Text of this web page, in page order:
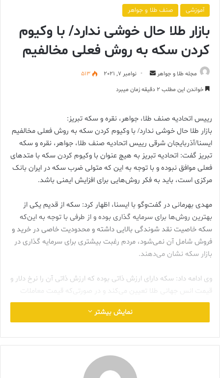
آموزشی صنف طلا و جواهر
بازار طلا حال خوشی ندارد/ با وکیوم
کردن سکه به روش فعلی مخالفیم
مجله طلا و جواهر
ارسال نوامبر 7, 2021
513
خواندن این مطلب 2 دقیقه زمان میبرد
رییس اتحادیه صنف طلا، جواهر، نقره و سکه تبریز:
بازار طلا حال خوشی ندارد/ با وکیوم کردن سکه به روش فعلی مخالفیم
ایسنا/آذربایجان شرقی رییس اتحادیه صنف طلا، جواهر، نقره و سکه
تبریز گفت: اتحادیه تبریز به هیچ عنوان با وکیوم کردن سکه با متدهای
فعلی موافق نبوده و با توجه به این که متولی ضرب سکه در ایران بانک
مرکزی است، باید به فکر روش‌هایی برای افزایش ایمنی باشد.
مهدی بهرمانی در گفت‌وگو با ایسنا، اظهار کرد: سکه از قدیم یکی از
بهترین روش‌ها برای سرمایه گذاری بوده و از طرفی با توجه به این‌که
سکه خاصیت نقد شوندگی بالایی داشته و محدودیت خاصی در خرید و
فروش شامل آن نمی‌شود، مردم رغبت بیشتری برای سرمایه گذاری در
بازار سکه نشان می‌دهند.
وی ادامه داد: سکه دارای ارزش ذاتی بوده که ارزش ذاتی آن را نرخ دلار و
قیمت انس جهانی طلا تعیین می‌کند و در صورتی‌که قیمت معاملات
سکه در بازار از این رقم بالاتر باشد، سکه حباب مثبت دارد .
تدابیر امنیتی در حد ایران چک و پاسپورت و …. اتخاذ کند تا امکان جعل
فروش در بازار به واحدهای سکه فروشی دارای پروانه کسب از اتحادیه
نمایش بیشتر